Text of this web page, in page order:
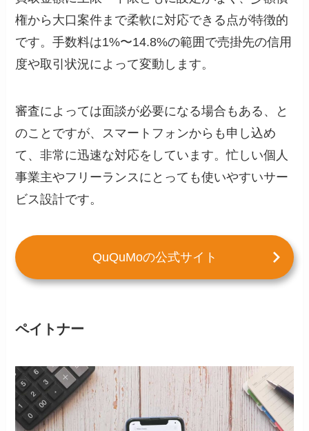
権から大口案件まで柔軟に対応できる点が特徴的
です。手数料は1%〜14.8%の範囲で売掛先の信用
度や取引状況によって変動します。
審査によっては面談が必要になる場合もある、と
のことですが、スマートフォンからも申し込め
て、非常に迅速な対応をしています。忙しい個人
事業主やフリーランスにとっても使いやすいサー
ビス設計です。
QuQuMoの公式サイト
ペイトナー